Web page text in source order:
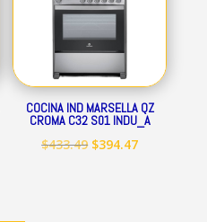
COCINA IND MARSELLA QZ
CROMA C32 S01 INDU_A
$433.49 El
$394.47El